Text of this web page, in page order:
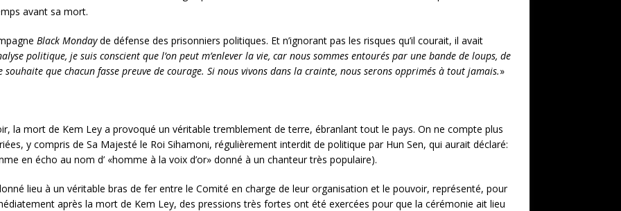
avant sa mort.
Black Mondayde défense des prisonniers politiques. Et n’ignorant pas les risques qu’il courait, il avait
politique, je suis conscient que l’on peut m’enlever la vie, car nous sommes entourés par une bande de loups, de
que chacun fasse preuve de courage. Si nous vivons dans la crainte, nous serons opprimés à tout jamais.»
la mort de Kem Ley a provoqué un véritable tremblement de terre, ébranlant tout le pays. On ne compte plus
y compris de Sa Majesté le Roi Sihamoni, régulièrement interdit de politique par Hun Sen, qui aurait déclaré:
en écho au nom d’ «homme à la voix d’or» donné à un chanteur très populaire).
lieu à un véritable bras de fer entre le Comité en charge de leur organisation et le pouvoir, représenté, pour
après la mort de Kem Ley, des pressions très fortes ont été exercées pour que la cérémonie ait lieu